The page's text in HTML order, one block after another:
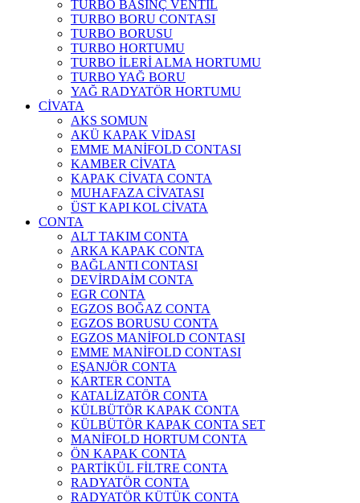
TURBO BASINÇ VENTİL
TURBO BORU CONTASI
TURBO BORUSU
TURBO HORTUMU
TURBO İLERİ ALMA HORTUMU
TURBO YAĞ BORU
YAĞ RADYATÖR HORTUMU
CİVATA
AKS SOMUN
AKÜ KAPAK VİDASI
EMME MANİFOLD CONTASI
KAMBER CİVATA
KAPAK CİVATA CONTA
MUHAFAZA CİVATASI
ÜST KAPI KOL CİVATA
CONTA
ALT TAKIM CONTA
ARKA KAPAK CONTA
BAĞLANTI CONTASI
DEVİRDAİM CONTA
EGR CONTA
EGZOS BOĞAZ CONTA
EGZOS BORUSU CONTA
EGZOS MANİFOLD CONTASI
EMME MANİFOLD CONTASI
EŞANJÖR CONTA
KARTER CONTA
KATALİZATÖR CONTA
KÜLBÜTÖR KAPAK CONTA
KÜLBÜTÖR KAPAK CONTA SET
MANİFOLD HORTUM CONTA
ÖN KAPAK CONTA
PARTİKÜL FİLTRE CONTA
RADYATÖR CONTA
RADYATÖR KÜTÜK CONTA